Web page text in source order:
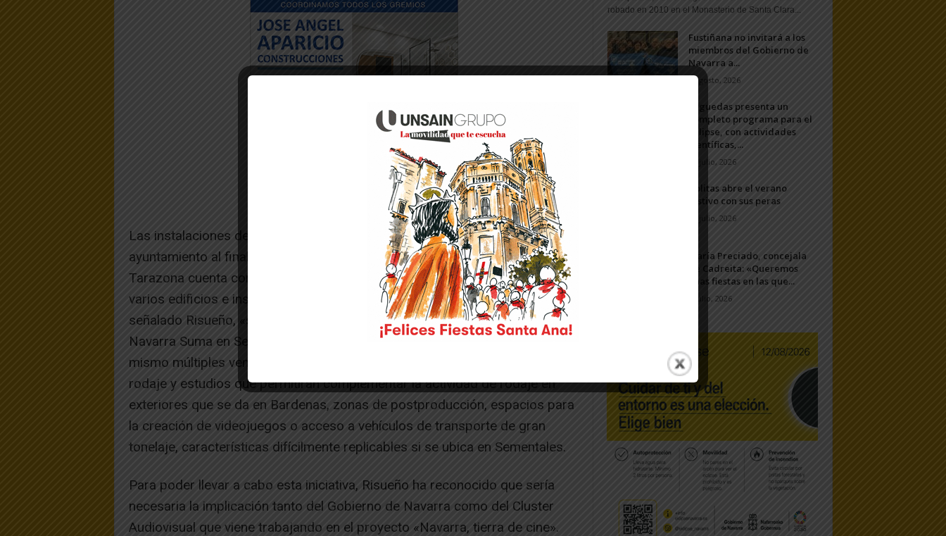
Las instalaciones de la antigua sociedad de labradores revertieron al
ayuntamiento al final de la pasada legislatura. Ubicada en la Avenida de
Tarazona cuenta con una superficie de unos 20.000 metros cuadrados y
varios edificios e instalaciones diáfanas. El coste de su adecuación, ha
señalado Risueño, «sería inferior al que plantea en equipo de gobierno de
Navarra Suma en Sementales para este mismo proyecto» y aportaría al
mismo múltiples ventajas como espacios para la ubicación de platós de
rodaje y estudios que permitirán complementar la actividad de rodaje en
exteriores que se da en Bardenas, zonas de postproducción, espacios para
la creación de videojuegos o acceso a vehículos de transporte de gran
tonelaje, características difícilmente replicables si se ubica en Sementales.
Para poder llevar a cabo esta iniciativa, Risueño ha reconocido que sería
necesaria la implicación tanto del Gobierno de Navarra como del Cluster
Audiovisual que viene trabajando en el proyecto «Navarra, tierra de cine».
robado en 2010 en el Monasterio de Santa Clara...
Fustiñana no invitará a los
miembros del Gobierno de
Navarra a...
1 agosto, 2026
Arguedas presenta un
completo programa para el
eclipse, con actividades
científicas,...
20 julio, 2026
Ablitas abre el verano
festivo con sus peras
11 julio, 2026
María Preciado, concejala
de Cadreita: «Queremos
unas fiestas en las que...
7 julio, 2026